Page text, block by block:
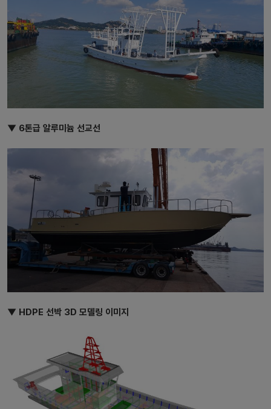
▼ 6톤급 알루미늄 선교선
▼ HDPE 선박 3D 모델링 이미지